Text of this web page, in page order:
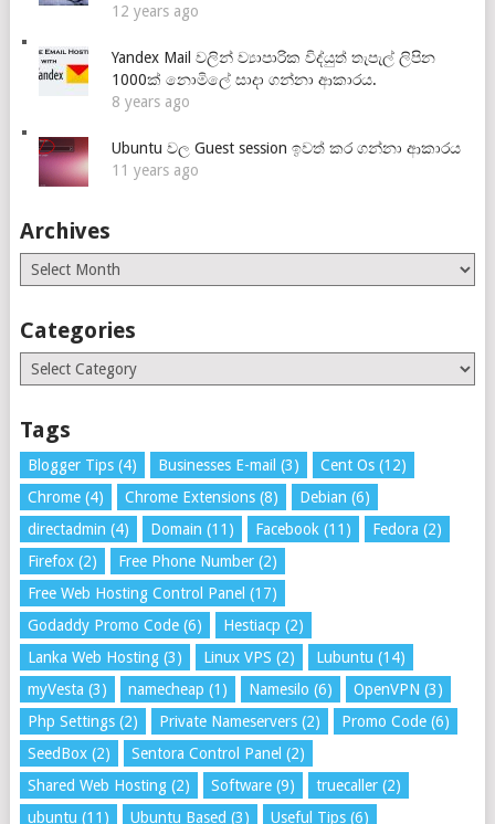
12 years ago
Yandex Mail වලින් ව්‍යාපාරික විද්යුත් තැපැල් ලිපින
1000ක් නොමිලේ සාදා ගන්නා ආකාරය.
8 years ago
Ubuntu වල Guest session ඉවත් කර ගන්නා ආකාරය
11 years ago
Archives
Archives
Categories
Categories
Tags
Blogger Tips(4) Businesses E-mail (3) Cent Os(12)
Chrome(4) Chrome Extensions(8) Debian (6)
directadmin (4) Domain (11) Facebook (11) Fedora (2)
Firefox(2) Free Phone Number(2)
Free Web Hosting Control Panel (17)
Godaddy Promo Code(6) Hestiacp (2)
Lanka Web Hosting(3) Linux VPS (2) Lubuntu (14)
myVesta (3) namecheap (1) Namesilo (6) OpenVPN (3)
Php Settings(2) Private Nameservers(2) Promo Code(6)
SeedBox(2) Sentora Control Panel (2)
Shared Web Hosting(2) Software(9) truecaller(2)
ubuntu (11) Ubuntu Based (3) Useful Tips(6)